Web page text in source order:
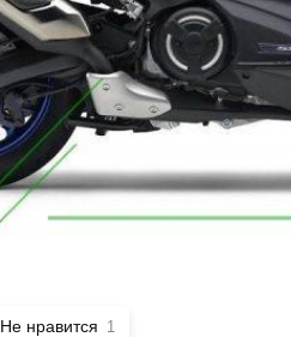
Не нравится 1